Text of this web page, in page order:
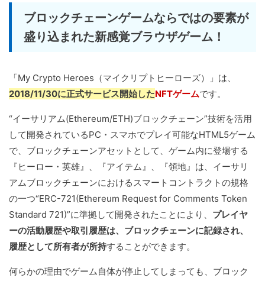
ブロックチェーンゲームならではの要素が
盛り込まれた新感覚ブラウザゲーム！
「My Crypto Heroes（マイクリプトヒーローズ）」は、
2018/11/30に正式サービス開始したNFTゲームです。
“イーサリアム(Ethereum/ETH)ブロックチェーン”技術を活用
して開発されているPC・スマホでプレイ可能なHTML5ゲーム
で、ブロックチェーンアセットとして、ゲーム内に登場する
『ヒーロー・英雄』、『アイテム』、『領地』は、イーサリ
アムブロックチェーンにおけるスマートコントラクトの規格
の一つ“ERC-721(Ethereum Request for Comments Token
Standard 721)”に準拠して開発されたことにより、 プレイヤ
ーの活動履歴や取引履歴は、ブロックチェーンに記録され、
履歴として所有者が所持することができます。
何らかの理由でゲーム自体が停止してしまっても、ブロック